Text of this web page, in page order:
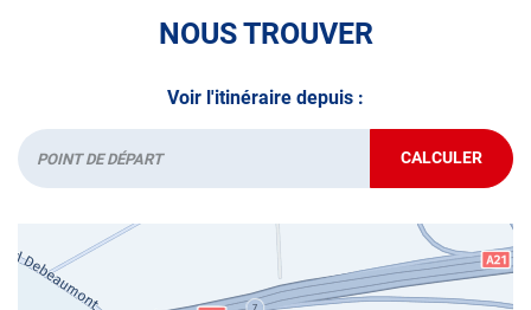
NOUS TROUVER
Voir l'itinéraire depuis :
Départ CALCULER
JUSQU'AU
POINT
AUTOSUR
/
UNITECH
LIÉVIN